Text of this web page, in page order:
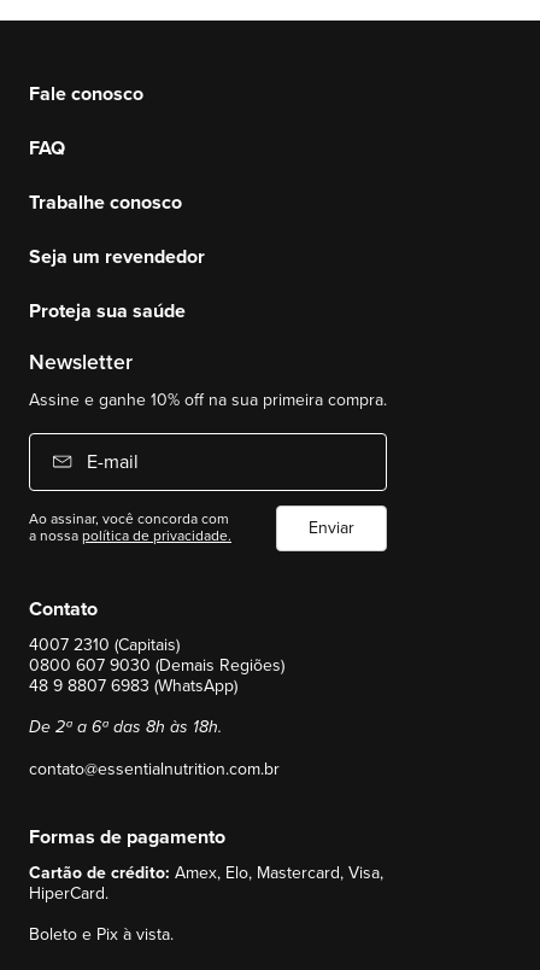
Contato
4007 2310 (Capitais)
0800 607 9030 (Demais Regiões)
48 9 8807 6983 (WhatsApp)
De 2ª a 6ª das 8h às 18h.
contato@essentialnutrition.com.br
Formas de pagamento
Cartão de crédito: Amex, Elo, Mastercard, Visa,
HiperCard.
Boleto e Pix à vista.
Fale conosco
FAQ
Trabalhe conosco
Seja um revendedor
Proteja sua saúde
Newsletter
Assine e ganhe 10% off na sua primeira compra.
E-mail
Ao assinar, você concorda com
a nossapolítica de privacidade. Enviar